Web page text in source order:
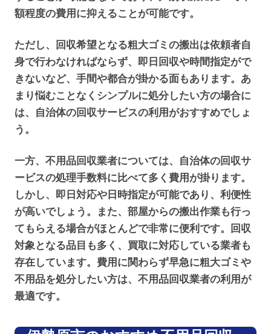
額程度の費用に抑えることが可能です。
ただし、回収希望となる粗大ゴミの搬出は依頼者自
身で行わなければならず、即日回収や時間指定がで
きないなど、手間や都合が掛かる面もあります。あ
まり悩むことなくシンプルに処分したい方の場合に
は、自治体の回収サービスの利用がおすすめでしょ
う。
一方、不用品回収業者については、自治体の回収サ
ービスの処理手数料に比べて多く費用が掛ります。
しかし、即日対応や日時指定が可能であり、利便性
が高いでしょう。また、部屋からの搬出作業も行っ
てもらえる場合がほとんどで非常に便利です。回収
対象となる品目も多く、買取に対応している業者も
存在しています。費用に関わらず早急に粗大ゴミや
不用品を処分したい方は、不用品回収業者の利用が
最適です。